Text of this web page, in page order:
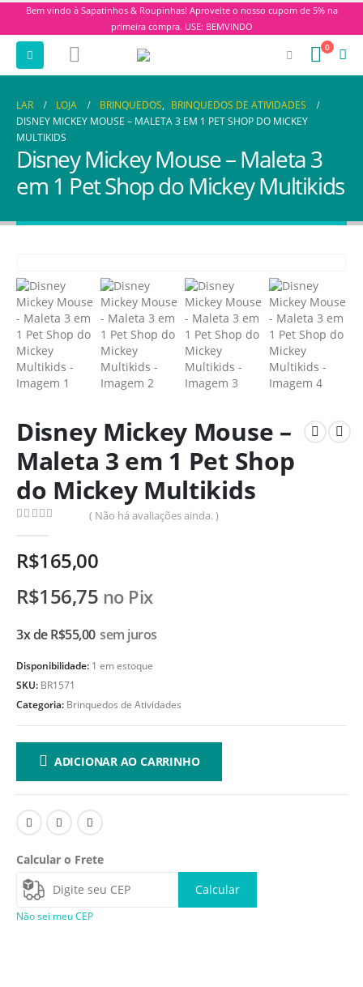
Bem vindo à Sapatinhos & Roupinhas! Aproveite o nosso cupom de 5% na
primeira compra. USE: BEMVINDO
0
LAR LOJA BRINQUEDOS, BRINQUEDOS DE ATIVIDADES
DISNEY MICKEY MOUSE – MALETA 3 EM 1 PET SHOP DO MICKEY
MULTIKIDS
Disney Mickey Mouse – Maleta 3
em 1 Pet Shop do Mickey Multikids
Disney Mickey Mouse –
Maleta 3 em 1 Pet Shop
do Mickey Multikids
( Não há avaliações ainda. )
R$165,00
R$156,75 no Pix
3x deR$55,00 sem juros
Disponibilidade: 1 em estoque
SKU: BR1571
Categoria: Brinquedos de Atividades
ADICIONAR AO CARRINHO
Calcular o Frete
Calcular
Não sei meu CEP